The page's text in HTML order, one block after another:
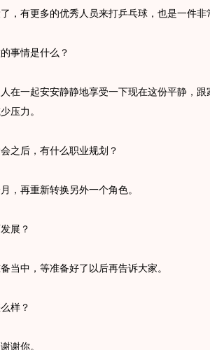
，有更多的优秀人员来打乒乓球，也是一件非
事情是什么？
一起安安静静地享受一下现在这份平静，跟
压力。
后，有什么职业规划？
再重新转换另外一个角色。
展？
中，等准备好了以后再告诉大家。
样？
谢你。